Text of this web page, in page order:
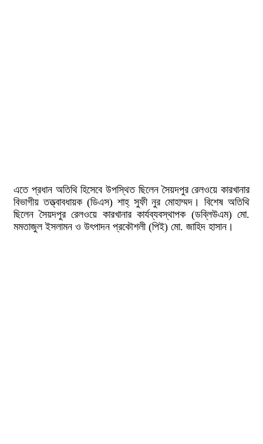
এতে প্রধান অতিথি হিসেবে উপস্থিত ছিলেন সৈয়দপুর রেলওয়ে কারখানার
বিভাগীয় তত্ত্বাবধায়ক (ডিএস) শাহ্ সুফী নুর মোহাম্মদ। বিশেষ অতিথি
ছিলেন সৈয়দপুর রেলওয়ে কারখানার কার্যব্যবস্থাপক (ডব্লিউএম) মো.
মমতাজুল ইসলামন ও উৎপাদন প্রকৌশলী (পিই) মো. জাহিদ হাসান।